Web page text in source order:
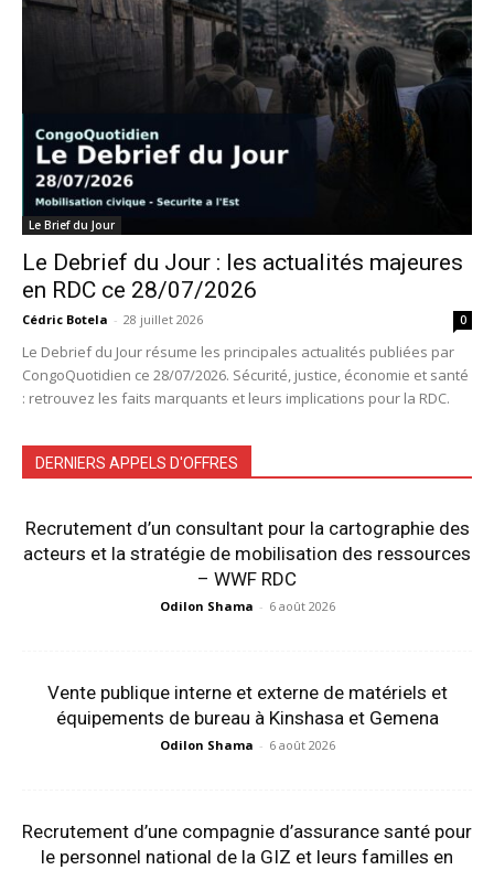
Le Brief du Jour
Le Debrief du Jour : les actualités majeures
en RDC ce 28/07/2026
Cédric Botela - 28 juillet 2026 0
Le Debrief du Jour résume les principales actualités publiées par
CongoQuotidien ce 28/07/2026. Sécurité, justice, économie et santé
: retrouvez les faits marquants et leurs implications pour la RDC.
DERNIERS APPELS D'OFFRES
Recrutement d’un consultant pour la cartographie des
acteurs et la stratégie de mobilisation des ressources
– WWF RDC
Odilon Shama - 6 août 2026
Vente publique interne et externe de matériels et
équipements de bureau à Kinshasa et Gemena
Odilon Shama - 6 août 2026
Recrutement d’une compagnie d’assurance santé pour
le personnel national de la GIZ et leurs familles en